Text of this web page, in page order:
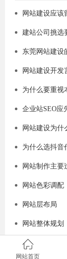
网站建设应该
建站公司挑选
东莞网站建设
网站建设开发
为什么要重视
企业站SEO应
网站建设为什
为什么选抖音
网站制作主要
网站色彩调配
网站层布局
网站整体规划
网站首页